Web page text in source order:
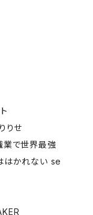
りせ
業で世界最強
はかれない se